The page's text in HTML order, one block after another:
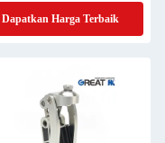
Dapatkan Harga Terbaik